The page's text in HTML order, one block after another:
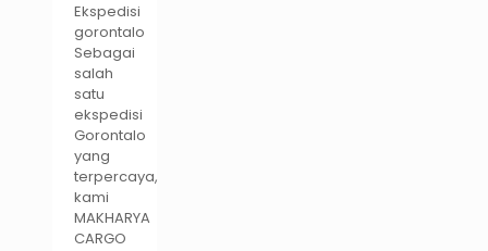
Ekspedisi
gorontalo
Sebagai
salah
satu
ekspedisi
Gorontalo
yang
terpercaya,
kami
MAKHARYA
CARGO